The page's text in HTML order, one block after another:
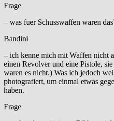
Frage
– was fuer Schusswaffen waren
Bandini
– ich kenne mich mit Waffen nicht
einen Revolver und eine Pistole,
waren es nicht.) Was ich jedoch
photografiert, um einmal etwas
haben.
Frage